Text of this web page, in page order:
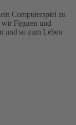
Computerspiel zu
wir Figuren und
und so zum Leben